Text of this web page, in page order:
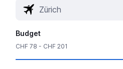
Budget
CHF 78 - CHF 201